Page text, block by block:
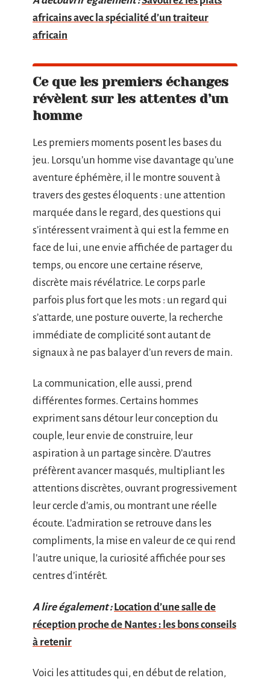
africains avec la spécialité d’un traiteur
africain
Ce que les premiers échanges
révèlent sur les attentes d’un
homme
Les premiers moments posent les bases du
jeu. Lorsqu’un homme vise davantage qu’une
aventure éphémère, il le montre souvent à
travers des gestes éloquents : une attention
marquée dans le regard, des questions qui
s’intéressent vraiment à qui est la femme en
face de lui, une envie affichée de partager du
temps, ou encore une certaine réserve,
discrète mais révélatrice. Le corps parle
parfois plus fort que les mots : un regard qui
s’attarde, une posture ouverte, la recherche
immédiate de complicité sont autant de
signaux à ne pas balayer d’un revers de main.
La communication, elle aussi, prend
différentes formes. Certains hommes
expriment sans détour leur conception du
couple, leur envie de construire, leur
aspiration à un partage sincère. D’autres
préfèrent avancer masqués, multipliant les
attentions discrètes, ouvrant progressivement
leur cercle d’amis, ou montrant une réelle
écoute. L’admiration se retrouve dans les
compliments, la mise en valeur de ce qui rend
l’autre unique, la curiosité affichée pour ses
centres d’intérêt.
A lire également : Location d’une salle de
réception proche de Nantes : les bons conseils
à retenir
Voici les attitudes qui, en début de relation,